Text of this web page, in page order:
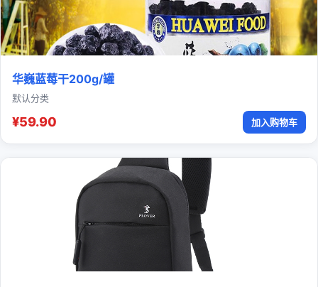
华巍蓝莓干200g/罐
默认分类
¥59.90 加入购物车